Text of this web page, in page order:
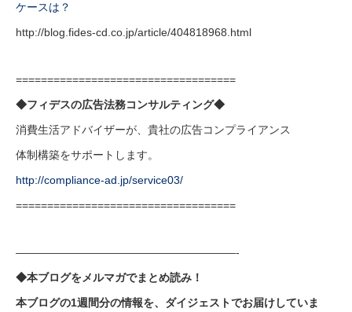
ケースは？
http://blog.fides-cd.co.jp/article/404818968.html
===================================
◆フィデスの広告法務コンサルティング◆
消費生活アドバイザーが、貴社の広告コンプライアンス
体制構築をサポートします。
http://compliance-ad.jp/service03/
===================================
————————————————————-
◆本ブログをメルマガでまとめ読み！
本ブログの1週間分の情報を、ダイジェストでお届けしていま